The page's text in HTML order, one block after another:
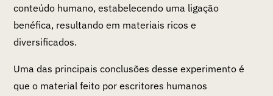
conteúdo humano, estabelecendo uma ligação
benéfica, resultando em materiais ricos e
diversificados.
Uma das principais conclusões desse experimento é
que o material feito por escritores humanos